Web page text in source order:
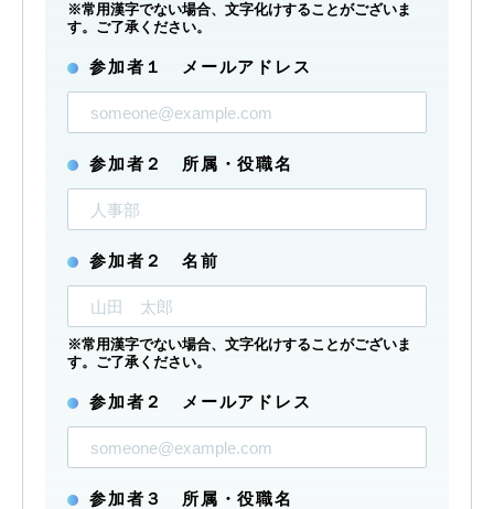
※常用漢字でない場合、文字化けすることがございま
す。ご了承ください。
参加者１ メールアドレス
参加者２ 所属・役職名
参加者２ 名前
※常用漢字でない場合、文字化けすることがございま
す。ご了承ください。
参加者２ メールアドレス
参加者３ 所属・役職名